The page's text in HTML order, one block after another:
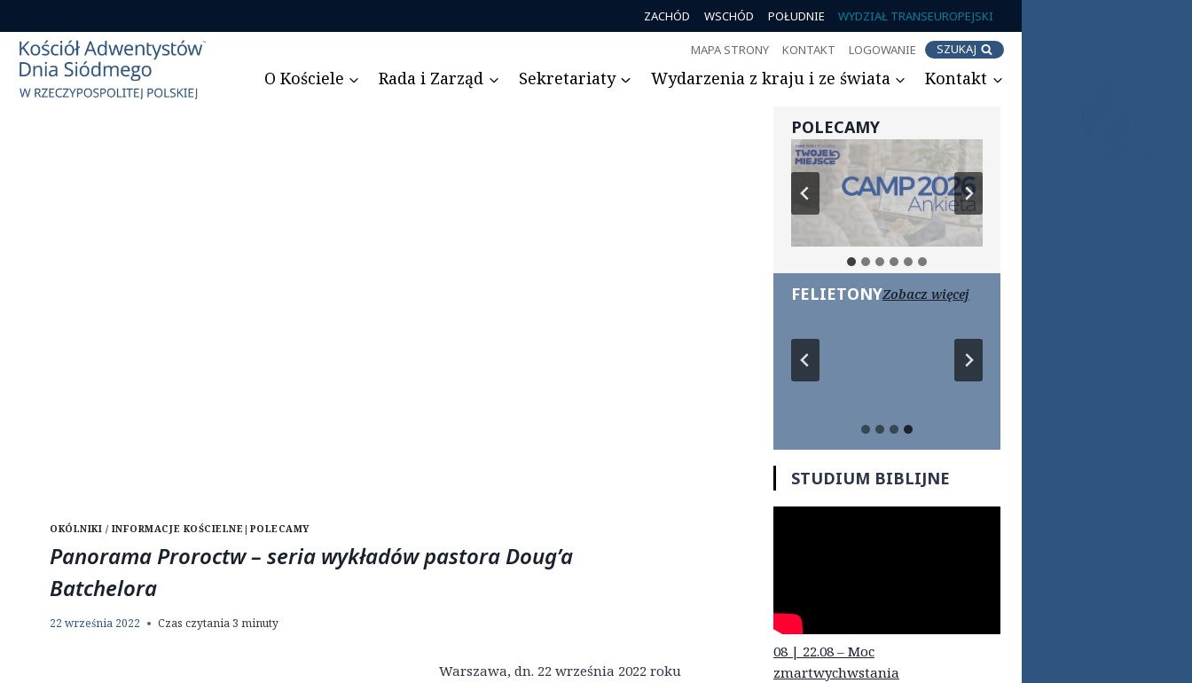
do
treści
ZACHÓD WSCHÓD POŁUDNIE WYDZIAŁ TRANSEUROPEJSKI
MAPA STRONY KONTAKT LOGOWANIE SZUKAJ
O Kościele Rada i Zarząd Sekretariaty Wydarzenia z kraju i ze świata Kontakt
OKÓLNIKI / INFORMACJE KOŚCIELNE | POLECAMY
Panorama Proroctw – seria wykładów pastora Doug’a
Batchelora
22 września 2022 Czas czytania 3 minuty
Warszawa, dn. 22 września 2022 roku
POLECAMY
FELIETONYZobacz więcej
STUDIUM BIBLIJNE
08 | 22.08 – Moc
zmartwychwstania